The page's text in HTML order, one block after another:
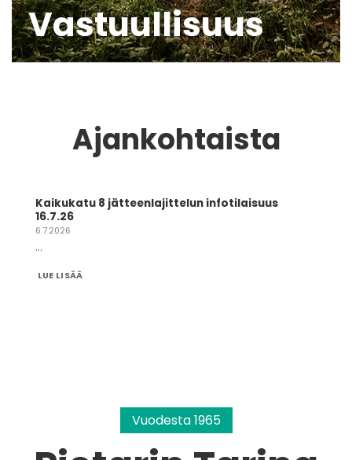
Vastuullisuus
Ajankohtaista
Kaikukatu 8 jätteenlajittelun infotilaisuus
16.7.26
6.7.2026
...
LUE LISÄÄ
Vuodesta 1965